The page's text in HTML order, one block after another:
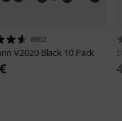
8902
V2020 Black 10 Pack